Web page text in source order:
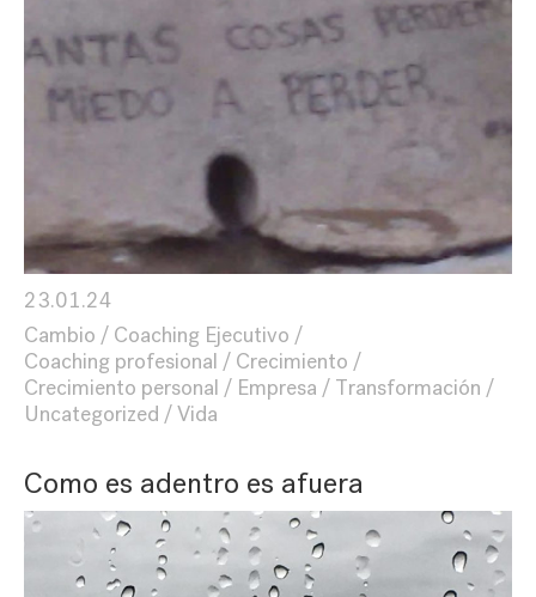
23.01.24
Cambio
Coaching Ejecutivo
Coaching profesional
Crecimiento
Crecimiento personal
Empresa
Transformación
Uncategorized
Vida
Como es adentro es afuera